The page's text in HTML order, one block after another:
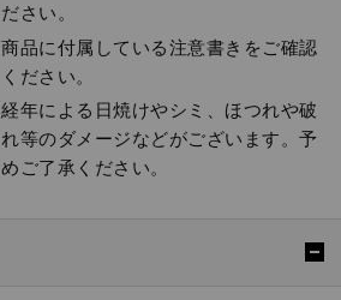
ださい。
商品に付属している注意書きをご確認
ください。
経年による日焼けやシミ、ほつれや破
れ等のダメージなどがございます。予
めご了承ください。